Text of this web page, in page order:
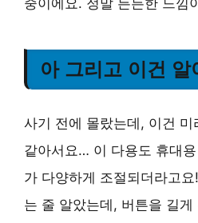
중이에요. 정말 든든한 느낌
아 그리고 이건 알
사기 전에 몰랐는데, 이건 미
같아서요… 이 다용도 휴대
가 다양하게 조절되더라고
는 줄 알았는데, 버튼을 길